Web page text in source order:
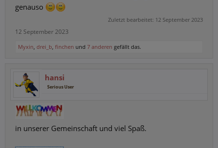
genauso
Zuletzt bearbeitet: 12 September 2023
12 September 2023
Myxin, drei_b, finchen und 7 anderen gefällt das.
hansi
Serious User
in unserer Gemeinschaft und viel Spaß.